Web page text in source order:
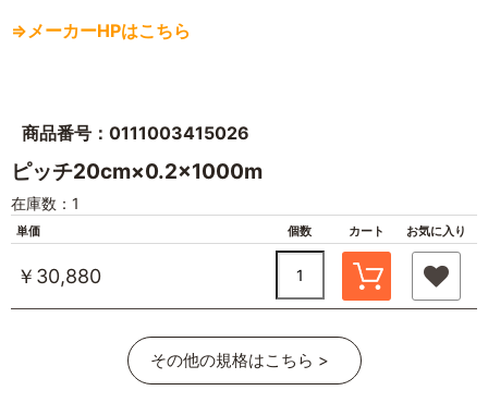
⇒メーカーHPはこちら
商品番号：0111003415026
ピッチ20cm×0.2×1000m
在庫数：1
単価 個数 カート お気に入り
￥30,880
その他の規格はこちら >